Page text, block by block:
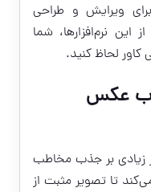
برای ویرایش و طراحی
این نرم‌افزارها، شما
کاور لحاظ کنید.
عکس
زیادی بر جذب مخاطب
تا تصویر مثبت از